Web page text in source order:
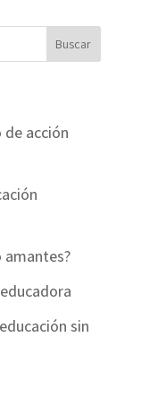
Buscar
acción
amantes?
sin